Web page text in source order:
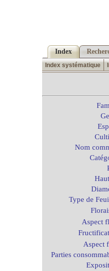
Index
Index systématique
Nom
Type de
Aspect
Aspect
Parties